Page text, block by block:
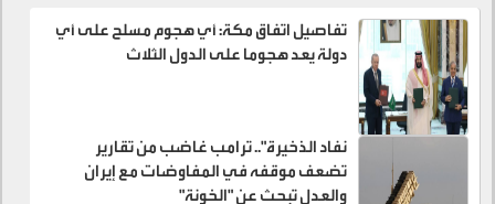
تفاصيل اتفاق مكة: أي هجوم مسلح على أي
دولة يعد هجوما على الدول الثلاث
نفاد الذخيرة".. ترامب غاضب من تقارير
تضعف موقفه في المفاوضات مع إيران
والعدل تبحث عن "الخونة"